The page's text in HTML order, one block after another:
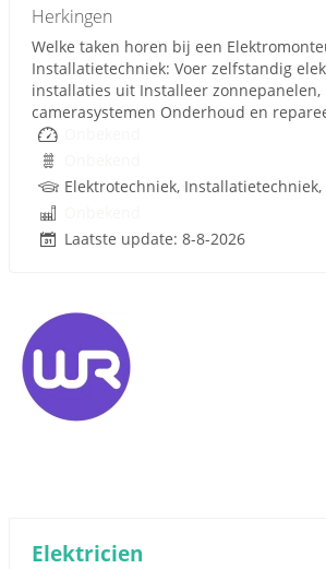
Herkingen
Welke taken horen bij een
Installatietechniek: Voer zelfstandig
installaties uit Installeer zonnepanelen,
camerasystemen Onderhoud en
Laatste update: 8-8-2026
Elektricien